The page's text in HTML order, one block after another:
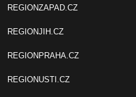
REGIONZAPAD.CZ
REGIONJIH.CZ
REGIONPRAHA.CZ
REGIONUSTI.CZ